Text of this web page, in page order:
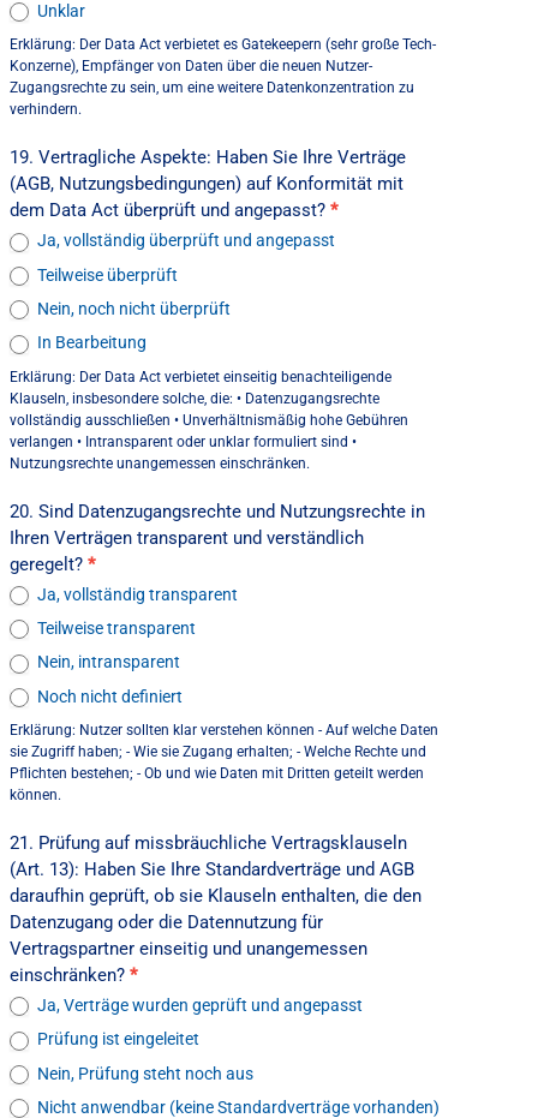
Unklar
Erklärung: Der Data Act verbietet es Gatekeepern (sehr große Tech-
Konzerne), Empfänger von Daten über die neuen Nutzer-
Zugangsrechte zu sein, um eine weitere Datenkonzentration zu
verhindern.
19. Vertragliche Aspekte: Haben Sie Ihre Verträge
(AGB, Nutzungsbedingungen) auf Konformität mit
dem Data Act überprüft und angepasst? *
Ja, vollständig überprüft und angepasst
Teilweise überprüft
Nein, noch nicht überprüft
In Bearbeitung
Erklärung: Der Data Act verbietet einseitig benachteiligende
Klauseln, insbesondere solche, die: • Datenzugangsrechte
vollständig ausschließen • Unverhältnismäßig hohe Gebühren
verlangen • Intransparent oder unklar formuliert sind •
Nutzungsrechte unangemessen einschränken.
20. Sind Datenzugangsrechte und Nutzungsrechte in
Ihren Verträgen transparent und verständlich
geregelt? *
Ja, vollständig transparent
Teilweise transparent
Nein, intransparent
Noch nicht definiert
Erklärung: Nutzer sollten klar verstehen können - Auf welche Daten
sie Zugriff haben; - Wie sie Zugang erhalten; - Welche Rechte und
Pflichten bestehen; - Ob und wie Daten mit Dritten geteilt werden
können.
21. Prüfung auf missbräuchliche Vertragsklauseln
(Art. 13): Haben Sie Ihre Standardverträge und AGB
daraufhin geprüft, ob sie Klauseln enthalten, die den
Datenzugang oder die Datennutzung für
Vertragspartner einseitig und unangemessen
einschränken? *
Ja, Verträge wurden geprüft und angepasst
Prüfung ist eingeleitet
Nein, Prüfung steht noch aus
Nicht anwendbar (keine Standardverträge vorhanden)